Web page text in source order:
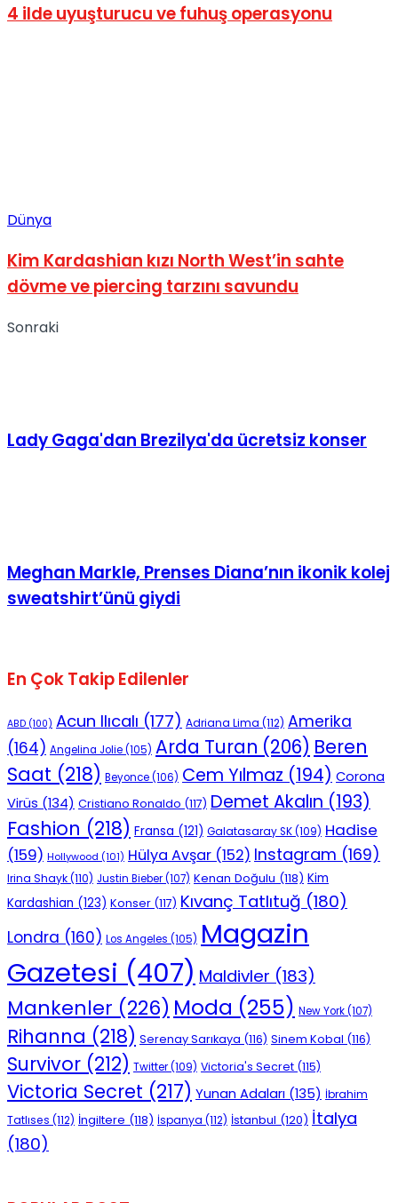
4 ilde uyuşturucu ve fuhuş operasyonu
Dünya
Kim Kardashian kızı North West’in sahte
dövme ve piercing tarzını savundu
Sonraki
Lady Gaga'dan Brezilya'da ücretsiz konser
Meghan Markle, Prenses Diana’nın ikonik kolej
sweatshirt’ünü giydi
En Çok Takip Edilenler
ABD (100) Acun Ilıcalı (177) Adriana Lima (112) Amerika
(164) Angelina Jolie(105) Arda Turan (206) Beren
Saat (218) Beyonce(106) Cem Yılmaz (194) Corona
Virüs (134) Cristiano Ronaldo (117) Demet Akalın (193)
Fashion (218) Fransa (121) Galatasaray SK(109) Hadise
(159) Hollywood (101) Hülya Avşar (152) Instagram (169)
Irina Shayk(110) Justin Bieber(107) Kenan Doğulu (118) Kim
Kardashian (123) Konser (117) Kıvanç Tatlıtuğ (180)
Londra (160) Los Angeles (105) Magazin
Gazetesi (407) Maldivler (183)
Mankenler (226) Moda (255) New York(107)
Rihanna (218) Serenay Sarıkaya (116) Sinem Kobal (116)
Survivor (212) Twitter(109) Victoria's Secret (115)
Victoria Secret (217) Yunan Adaları (135) İbrahim
Tatlıses (112) İngiltere (118) İspanya (112) İstanbul (120) İtalya
(180)